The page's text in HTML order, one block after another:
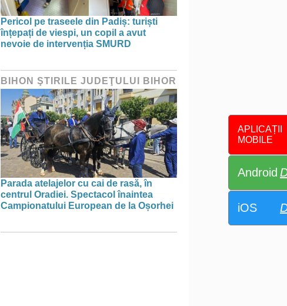
APLICAȚII
MOBILE
Android
iOS
Pericol pe traseele din Padiș: turiști
înțepați de viespi, un copil a avut
nevoie de intervenția SMURD
BIHON ŞTIRILE JUDEŢULUI BIHOR
Parada atelajelor cu cai de rasă, în
centrul Oradiei. Spectacol înaintea
Campionatului European de la Oșorhei